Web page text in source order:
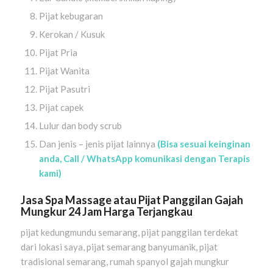
Pijat kebugaran
Kerokan / Kusuk
Pijat Pria
Pijat Wanita
Pijat Pasutri
Pijat capek
Lulur dan body scrub
Dan jenis – jenis pijat lainnya (Bisa sesuai keinginan
anda, Call / WhatsApp komunikasi dengan Terapis
kami)
Jasa Spa Massage atau Pijat Panggilan Gajah
Mungkur 24 Jam Harga Terjangkau
pijat kedungmundu semarang, pijat panggilan terdekat
dari lokasi saya, pijat semarang banyumanik, pijat
tradisional semarang, rumah spanyol gajah mungkur